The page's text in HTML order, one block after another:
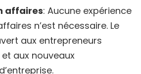
affaires: Aucune expérience
n’est nécessaire. Le
aux entrepreneurs
aux nouveaux